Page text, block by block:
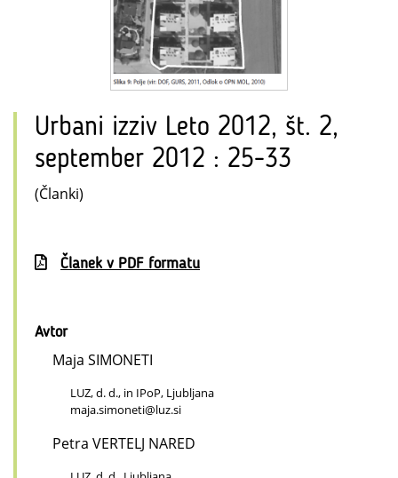
Urbani izziv Leto 2012, št. 2,
september 2012 : 25-33
(Članki)
Članek v PDF formatu
Avtor
Maja SIMONETI
LUZ, d. d., in IPoP, Ljubljana
maja.simoneti@luz.si
Petra VERTELJ NARED